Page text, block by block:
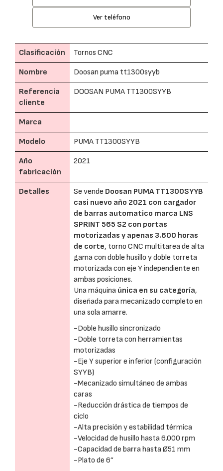
Ver teléfono
Clasificación Tornos CNC
Nombre Doosan puma tt1300syyb
Referencia
cliente
DOOSAN PUMA TT1300SYYB
Marca
Modelo PUMA TT1300SYYB
Año
fabricación
2021
Detalles Se vende Doosan PUMA TT1300SYYB
casi nuevo año 2021 con cargador
de barras automatico marca LNS
SPRINT 565 S2 con portas
motorizadas y apenas 3.600 horas
de corte, torno CNC multitarea de alta
gama con doble husillo y doble torreta
motorizada con eje Y independiente en
ambas posiciones.
Una máquina única en su categoría,
diseñada para mecanizado completo en
una sola amarre.
-Doble husillo sincronizado
-Doble torreta con herramientas
motorizadas
-Eje Y superior e inferior (configuración
SYYB)
-Mecanizado simultáneo de ambas
caras
-Reducción drástica de tiempos de
ciclo
-Alta precisión y estabilidad térmica
-Velocidad de husillo hasta 6.000 rpm
-Capacidad de barra hasta Ø51 mm
-Plato de 6”